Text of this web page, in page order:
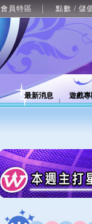
會員特區 點數 / 儲
最新消息 遊戲